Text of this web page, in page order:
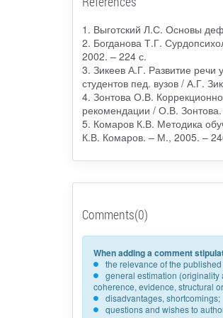
1. Выготский Л.С. Основы
2. Богданова Т.Г.
2002. – 224 с.
3. Зикеев А.Г. Развитие речи
студентов пед. вузов / А.Г.
4. Зонтова О.В.
рекомендации / О.В.
5. Комаров К.В. Методика
К.В. Комаров. – М., 2005. –
Comments(0)
When adding a comment
the relevance of the
general estimation (originality
coherence, evidence, structural
disadvantages, shortcomings;
questions and wishes to